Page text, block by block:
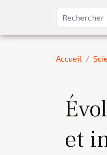
Accueil
et